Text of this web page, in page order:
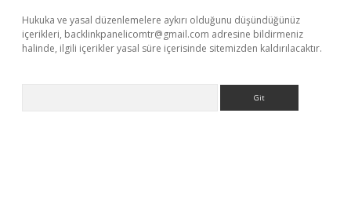
Hukuka ve yasal düzenlemelere aykırı olduğunu düşündüğünüz
içerikleri, backlinkpanelicomtr@gmail.com adresine bildirmeniz
halinde, ilgili içerikler yasal süre içerisinde sitemizden kaldırılacaktır.